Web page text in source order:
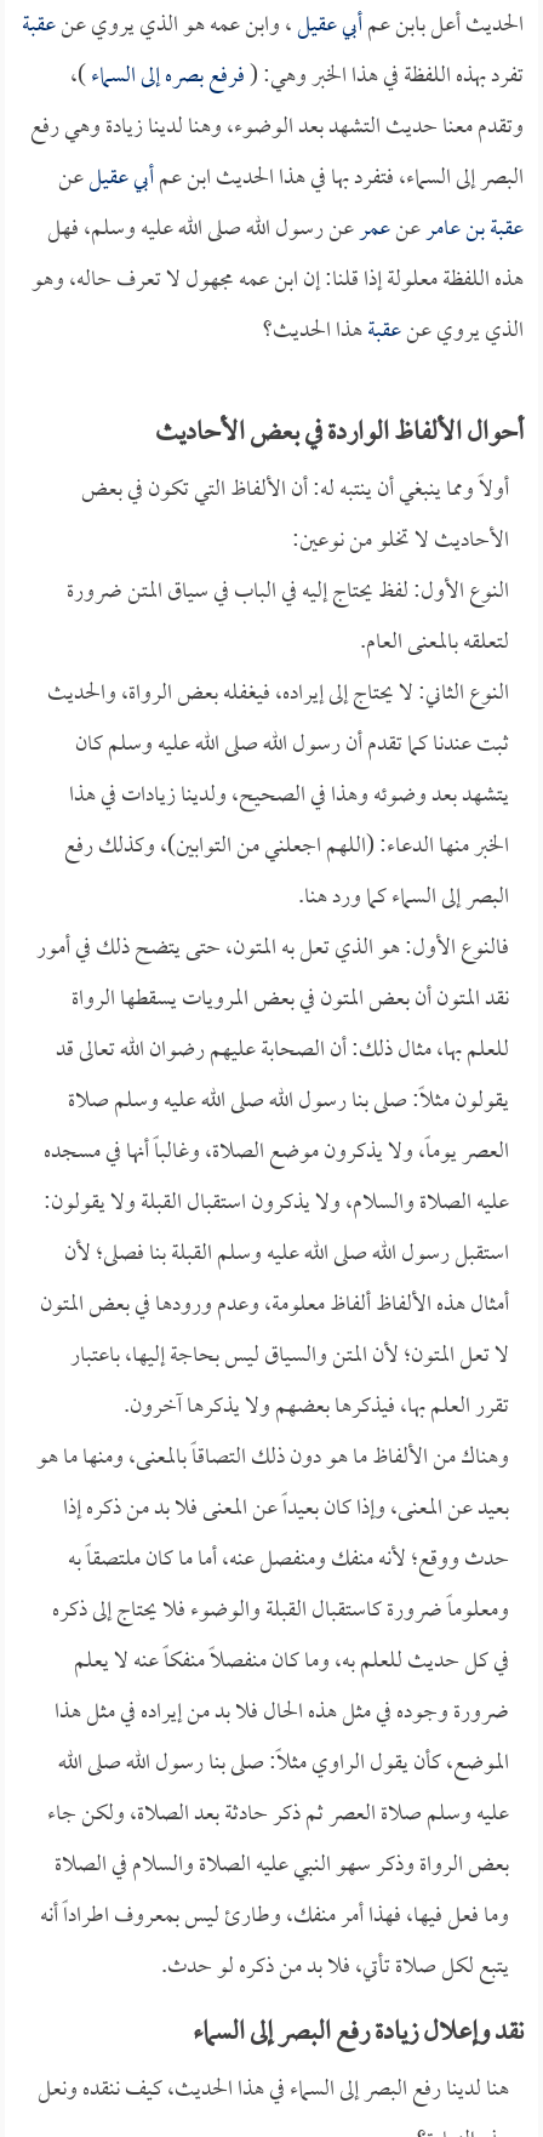
الحديث أعل بابن عمأبي عقيل، وابن عمه هو الذي يروي عنعقبة
تفرد بهذه اللفظة في هذا الخبر وهي: (فرفع بصره إلى السماء)،
وتقدم معنا حديث التشهد بعد الوضوء، وهنا لدينا زيادة وهي رفع
البصر إلى السماء، فتفرد بها في هذا الحديث ابن عمأبي عقيلعن
عقبة بن عامرعنعمرعن رسول الله صلى الله عليه وسلم، فهل
هذه اللفظة معلولة إذا قلنا: إن ابن عمه مجهول لا تعرف حاله، وهو
الذي يروي عنعقبةهذا الحديث؟
أحوال الألفاظ الواردة في بعض الأحاديث
أولاً ومما ينبغي أن ينتبه له: أن الألفاظ التي تكون في بعض
الأحاديث لا تخلو من نوعين:
النوع الأول: لفظ يحتاج إليه في الباب في سياق المتن ضرورة
لتعلقه بالمعنى العام.
النوع الثاني: لا يحتاج إلى إيراده، فيغفله بعض الرواة، والحديث
ثبت عندنا كما تقدم أن رسول الله صلى الله عليه وسلم كان
يتشهد بعد وضوئه وهذا في الصحيح، ولدينا زيادات في هذا
الخبر منها الدعاء: (اللهم اجعلني من التوابين)، وكذلك رفع
البصر إلى السماء كما ورد هنا.
فالنوع الأول: هو الذي تعل به المتون، حتى يتضح ذلك في أمور
نقد المتون أن بعض المتون في بعض المرويات يسقطها الرواة
للعلم بها، مثال ذلك: أن الصحابة عليهم رضوان الله تعالى قد
يقولون مثلاً: صلى بنا رسول الله صلى الله عليه وسلم صلاة
العصر يوماً، ولا يذكرون موضع الصلاة، وغالباً أنها في مسجده
عليه الصلاة والسلام، ولا يذكرون استقبال القبلة ولا يقولون:
استقبل رسول الله صلى الله عليه وسلم القبلة بنا فصلى؛ لأن
أمثال هذه الألفاظ ألفاظ معلومة، وعدم ورودها في بعض المتون
لا تعل المتون؛ لأن المتن والسياق ليس بحاجة إليها، باعتبار
تقرر العلم بها، فيذكرها بعضهم ولا يذكرها آخرون.
وهناك من الألفاظ ما هو دون ذلك التصاقاً بالمعنى، ومنها ما هو
بعيد عن المعنى، وإذا كان بعيداً عن المعنى فلا بد من ذكره إذا
حدث ووقع؛ لأنه منفك ومنفصل عنه، أما ما كان ملتصقاً به
ومعلوماً ضرورة كاستقبال القبلة والوضوء فلا يحتاج إلى ذكره
في كل حديث للعلم به، وما كان منفصلاً منفكاً عنه لا يعلم
ضرورة وجوده في مثل هذه الحال فلا بد من إيراده في مثل هذا
الموضع، كأن يقول الراوي مثلاً: صلى بنا رسول الله صلى الله
عليه وسلم صلاة العصر ثم ذكر حادثة بعد الصلاة، ولكن جاء
بعض الرواة وذكر سهو النبي عليه الصلاة والسلام في الصلاة
وما فعل فيها، فهذا أمر منفك، وطارئ ليس بمعروف اطراداً أنه
يتبع لكل صلاة تأتي، فلا بد من ذكره لو حدث.
نقد وإعلال زيادة رفع البصر إلى السماء
هنا لدينا رفع البصر إلى السماء في هذا الحديث، كيف ننقده ونعل